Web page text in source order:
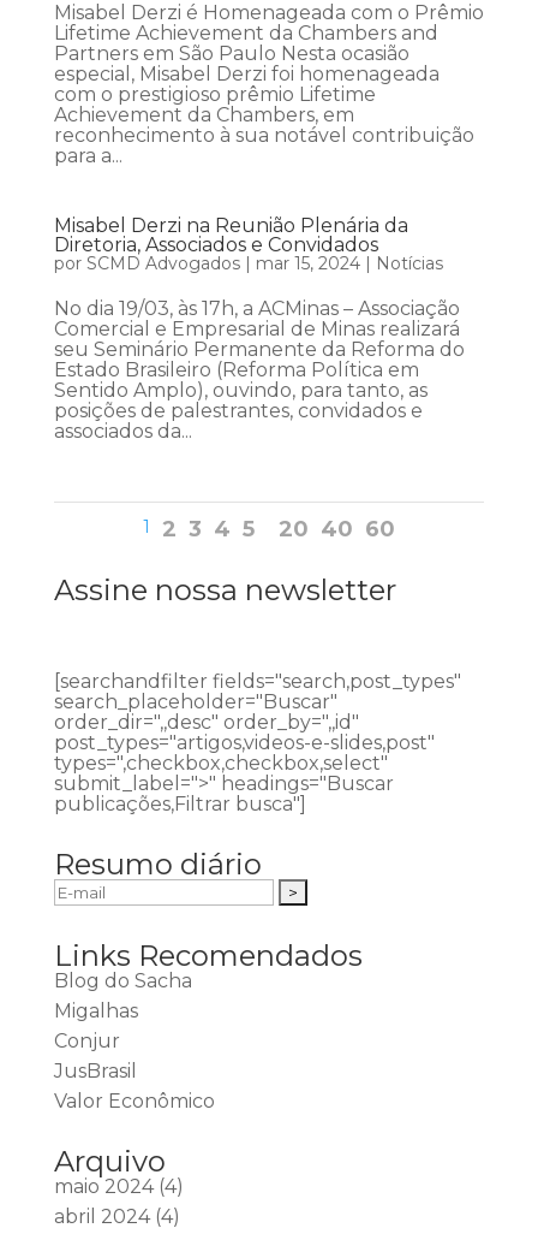
Misabel Derzi é Homenageada com o Prêmio
Lifetime Achievement da Chambers and
Partners em São Paulo Nesta ocasião
especial, Misabel Derzi foi homenageada
com o prestigioso prêmio Lifetime
Achievement da Chambers, em
reconhecimento à sua notável contribuição
para a...
Misabel Derzi na Reunião Plenária da
Diretoria, Associados e Convidados
por SCMD Advogados| mar 15, 2024| Notícias
No dia 19/03, às 17h, a ACMinas – Associação
Comercial e Empresarial de Minas realizará
seu Seminário Permanente da Reforma do
Estado Brasileiro (Reforma Política em
Sentido Amplo), ouvindo, para tanto, as
posições de palestrantes, convidados e
associados da...
1 2 3 4 5 20 40 60
Assine nossa newsletter
[searchandfilter fields="search,post_types"
search_placeholder="Buscar"
order_dir=",,desc" order_by=",,id"
post_types="artigos,videos-e-slides,post"
types=",checkbox,checkbox,select"
submit_label=">" headings="Buscar
publicações,Filtrar busca"]
Resumo diário
Links Recomendados
Blog do Sacha
Migalhas
Conjur
JusBrasil
Valor Econômico
Arquivo
maio 2024(4)
abril 2024(4)